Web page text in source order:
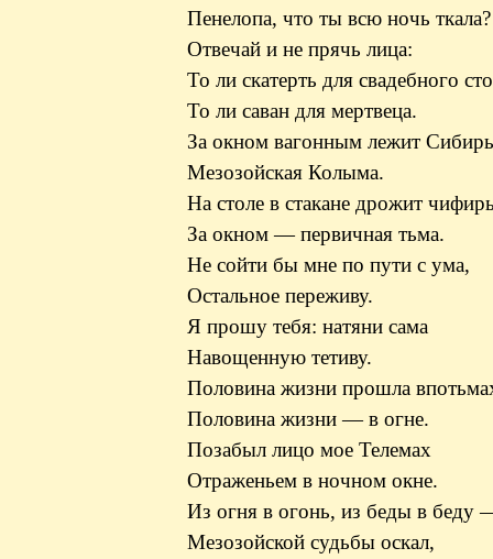
Пенелопа, что ты всю ночь ткала?
Отвечай и не прячь лица:
То ли скатерть для свадебного
То ли саван для мертвеца.
За окном вагонным лежит
Мезозойская Колыма.
На столе в стакане дрожит
За окном — первичная тьма.
Не сойти бы мне по пути с ума,
Остальное переживу.
Я прошу тебя: натяни сама
Навощенную тетиву.
Половина жизни прошла
Половина жизни — в огне.
Позабыл лицо мое Телемах
Отраженьем в ночном окне.
Из огня в огонь, из беды в беду
Мезозойской судьбы оскал,